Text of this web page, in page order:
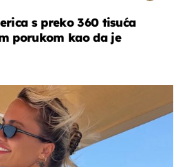
s preko 360 tisuća
porukom kao da je